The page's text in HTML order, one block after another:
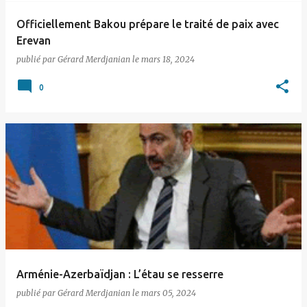
Officiellement Bakou prépare le traité de paix avec
Erevan
publié par Gérard Merdjanian le mars 18, 2024
0
Arménie-Azerbaïdjan : L’étau se resserre
publié par Gérard Merdjanian le mars 05, 2024